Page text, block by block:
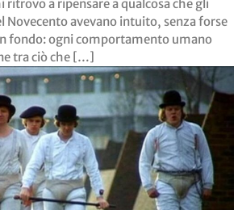
ritrovo a ripensare a qualcosa che gli
Novecento avevano intuito, senza forse
fondo: ogni comportamento umano
tra ciò che […]